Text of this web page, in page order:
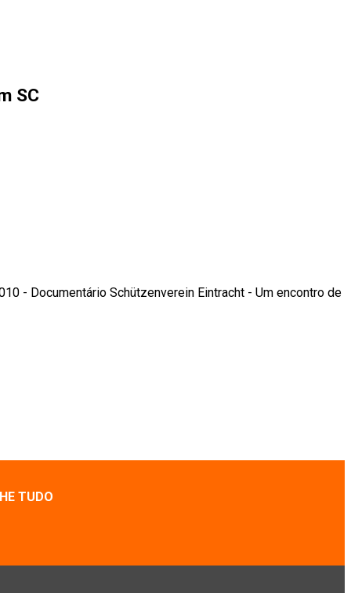
SC
- Documentário Schützenverein Eintracht - Um encontro de
TUDO